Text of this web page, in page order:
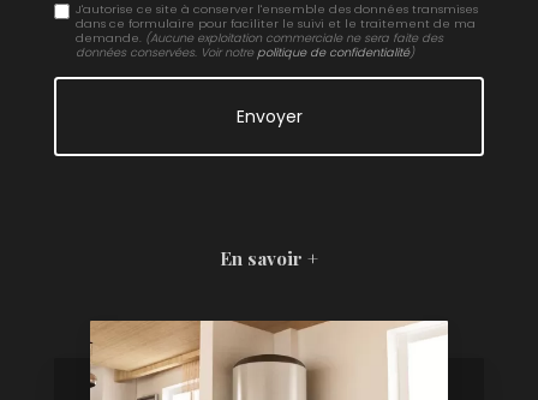
J'autorise ce site à conserver l'ensemble des données transmises
dans ce formulaire pour faciliter le suivi et le traitement de ma
demande. (Aucune exploitation commerciale ne sera faite des
données conservées. Voir notre politique de confidentialité)
En savoir +